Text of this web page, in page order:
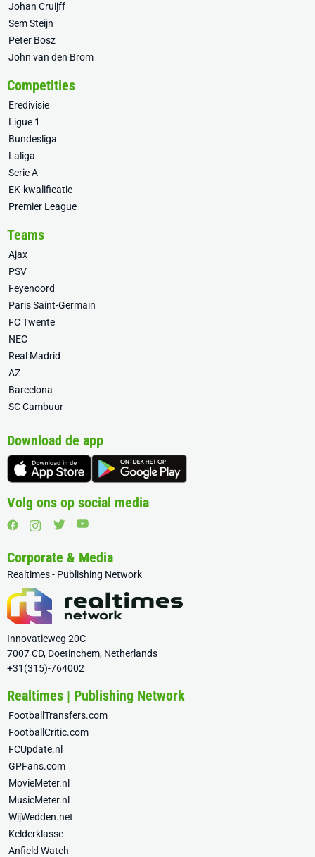
Johan Cruijff
Sem Steijn
Peter Bosz
John van den Brom
Competities
Eredivisie
Ligue 1
Bundesliga
Laliga
Serie A
EK-kwalificatie
Premier League
Teams
Ajax
PSV
Feyenoord
Paris Saint-Germain
FC Twente
NEC
Real Madrid
AZ
Barcelona
SC Cambuur
Download de app
Volg ons op social media
Corporate & Media
Realtimes - Publishing Network
Innovatieweg 20C
7007 CD, Doetinchem, Netherlands
+31(315)-764002
Realtimes | Publishing Network
FootballTransfers.com
FootballCritic.com
FCUpdate.nl
GPFans.com
MovieMeter.nl
MusicMeter.nl
WijWedden.net
Kelderklasse
Anfield Watch